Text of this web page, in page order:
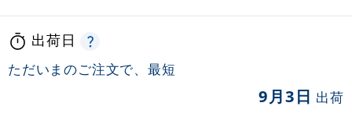
出荷日
ただいまのご注文で、最短
9月3日 出荷